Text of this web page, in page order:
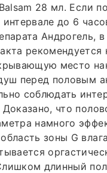
28 мл. Если
до 6
Андрогель,
рекомендуется
место
перед половым
соблюдать
что
намного
зоны G
длинный